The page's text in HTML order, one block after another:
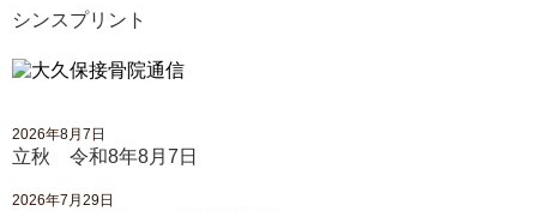
シンスプリント
2026年8月7日
立秋 令和8年8月7日
2026年7月29日